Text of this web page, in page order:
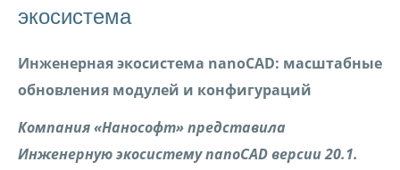
экосистема
Инженерная экосистема nanoCAD: масштабные
обновления модулей и конфигураций
Компания «Нанософт» представила
Инженерную экосистему nanoCAD версии 20.1.